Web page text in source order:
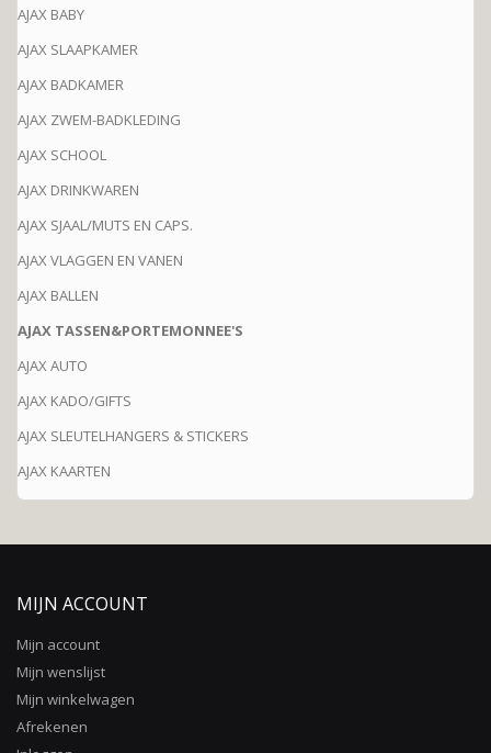
AJAX BABY
AJAX SLAAPKAMER
AJAX BADKAMER
AJAX ZWEM-BADKLEDING
AJAX SCHOOL
AJAX DRINKWAREN
AJAX SJAAL/MUTS EN CAPS.
AJAX VLAGGEN EN VANEN
AJAX BALLEN
AJAX TASSEN&PORTEMONNEE'S
AJAX AUTO
AJAX KADO/GIFTS
AJAX SLEUTELHANGERS & STICKERS
AJAX KAARTEN
MIJN ACCOUNT
Mijn account
Mijn wenslijst
Mijn winkelwagen
Afrekenen